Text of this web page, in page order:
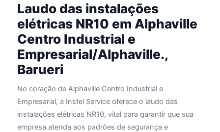
Laudo das instalações
elétricas NR10 em Alphaville
Centro Industrial e
Empresarial/Alphaville.,
Barueri
No coração de Alphaville Centro Industrial e
Empresarial, a Instel Service oferece o laudo das
instalações elétricas NR10, vital para garantir que sua
empresa atenda aos padrões de segurança e